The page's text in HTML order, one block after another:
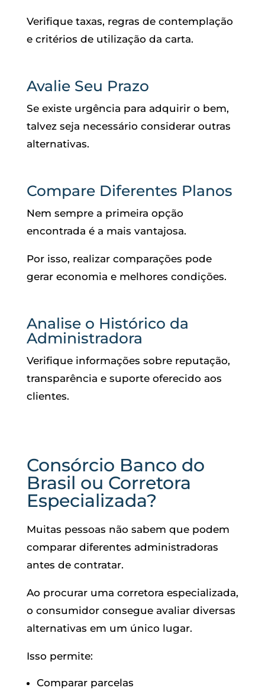
Verifique taxas, regras de contemplação
e critérios de utilização da carta.
Avalie Seu Prazo
Se existe urgência para adquirir o bem,
talvez seja necessário considerar outras
alternativas.
Compare Diferentes Planos
Nem sempre a primeira opção
encontrada é a mais vantajosa.
Por isso, realizar comparações pode
gerar economia e melhores condições.
Analise o Histórico da
Administradora
Verifique informações sobre reputação,
transparência e suporte oferecido aos
clientes.
Consórcio Banco do
Brasil ou Corretora
Especializada?
Muitas pessoas não sabem que podem
comparar diferentes administradoras
antes de contratar.
Ao procurar uma corretora especializada,
o consumidor consegue avaliar diversas
alternativas em um único lugar.
Isso permite:
Comparar parcelas